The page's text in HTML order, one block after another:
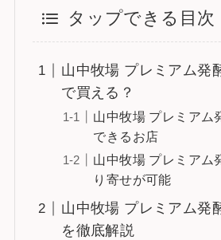
タップできる目次
山中牧場 プレミアム発
で買える？
山中牧場 プレミアム
できるお店
山中牧場 プレミアム
り寄せが可能
山中牧場 プレミアム発
を徹底解説